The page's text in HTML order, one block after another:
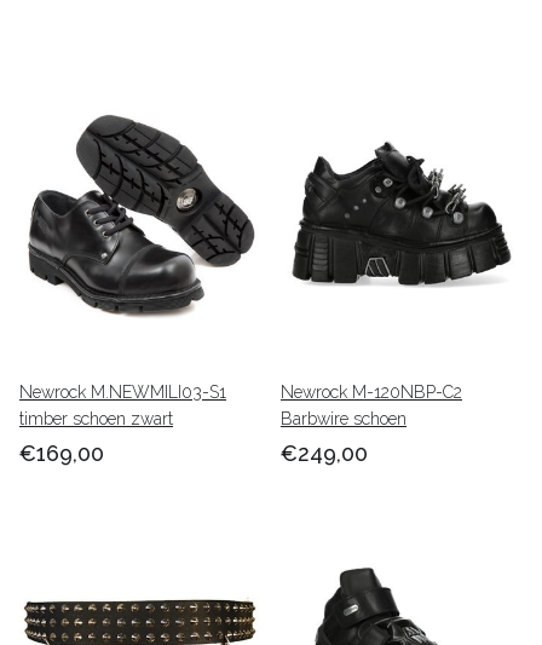
Newrock M.NEWMILI03-S1
timber schoen zwart
€169,00
Newrock M-120NBP-C2
Barbwire schoen
€249,00